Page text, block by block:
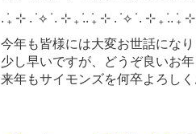
₊ ݁.. ݁₊ ⊹ . ݁ ⟡ ݁ . ⊹ ₊ ݁.. ݁₊ ⊹ . ݁ ⟡ ݁ . ⊹ ₊ ݁.
今年も皆様には大変お世話にな
少し早いですが、どうぞ良いお
来年もサイモンズを何卒よろし